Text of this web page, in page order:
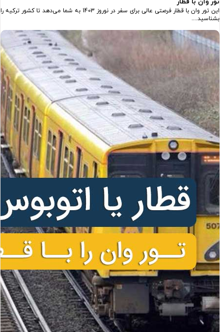
این تور وان با قطار فرصتی عالی برای سفر در نوروز 1403 به شما می‌دهد تا کشور ترکیه را
بشناسید....